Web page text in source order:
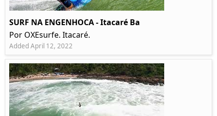
SURF NA ENGENHOCA - Itacaré Ba
Por OXEsurfe. Itacaré.
Added April 12, 2022